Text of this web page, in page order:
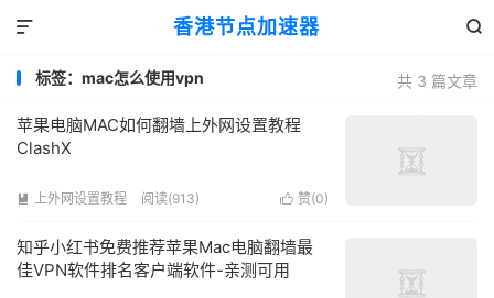
香港节点加速器 

共 3 篇文章
标签：mac怎么使用vpn
苹果电脑MAC如何翻墙上外网设置教程
ClashX
 赞(0)
 上外网设置教程 阅读(913)
知乎小红书免费推荐苹果Mac电脑翻墙最
佳VPN软件排名客户端软件-亲测可用